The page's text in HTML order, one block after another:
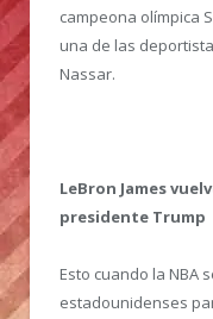
campeona olímpica
una de las
Nassar.
LeBron James
presidente Trump
Esto cuando la NBA
estadounidenses